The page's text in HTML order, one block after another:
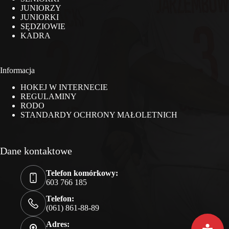
JUNIORZY
JUNIORKI
SĘDZIOWIE
KADRA
Informacja
HOKEJ W INTERNECIE
REGULAMINY
RODO
STANDARDY OCHRONY MAŁOLETNICH
Dane kontaktowe
Telefon komórkowy:
603 766 185
Telefon:
(061) 861-88-89
Adres: